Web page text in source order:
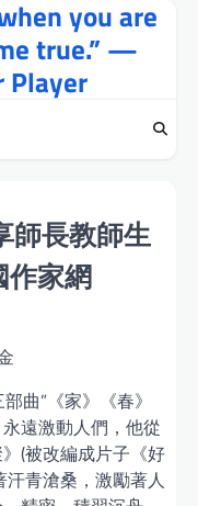
you are
true.” —
Player
師長教師生
作家網
曲”《家》《春》
遠激動人們，他從
(被改編成片子《好
青滄桑，激勵著人